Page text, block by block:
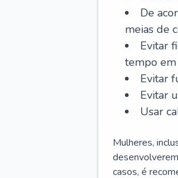
De
meias de
Evitar
tempo
Evitar
Evitar
Usar
Mulheres,
casos, é